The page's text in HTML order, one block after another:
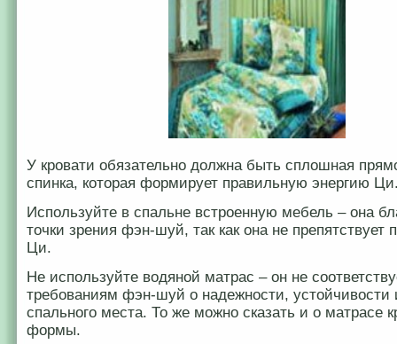
У кровати обязательно должна быть сплошная
спинка, которая формирует правильную энергию
Используйте в спальне встроенную мебель – она
точки зрения фэн-шуй, так как она не препятствует
Ци.
Не используйте водяной матрас – он не
требованиям фэн-шуй о надежности, устойчивости
спального места. То же можно сказать и о матрасе
формы.